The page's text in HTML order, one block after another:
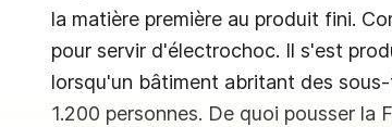
la matière première au produit fini.
pour servir d'électrochoc. Il s'est
lorsqu'un bâtiment abritant des
1.200 personnes. De quoi pousser la